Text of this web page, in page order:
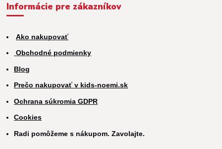
Informácie pre zákazníkov
Ako nakupovať
Obchodné podmienky
Blog
Prečo nakupovať v kids-noemi.sk
Ochrana súkromia GDPR
Cookies
Radi pomôžeme s nákupom. Zavolajte.